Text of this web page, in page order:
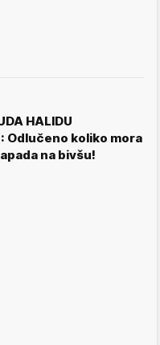
HALIDU
Odlučeno koliko mora
na bivšu!